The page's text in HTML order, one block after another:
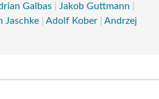
Galbas Jakob Guttmann
Jaschke |Adolf Kober |Andrzej